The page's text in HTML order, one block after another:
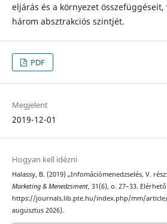
eljárás és a környezet
három absztrakciós szintjét.
PDF
Megjelent
2019-12-01
Hogyan kell idézni
Halassy, B. (2019) „Infomációmenedzselés, V.
Marketing & Menedzsment, 31(6), o. 27–33.
https://journals.lib.pte.hu/index.php/mm/article/
augusztus 2026).